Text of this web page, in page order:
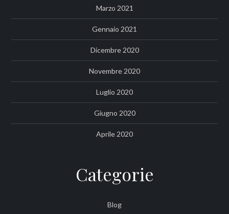
Marzo 2021
Gennaio 2021
Dicembre 2020
Novembre 2020
Luglio 2020
Giugno 2020
Aprile 2020
Categorie
Blog